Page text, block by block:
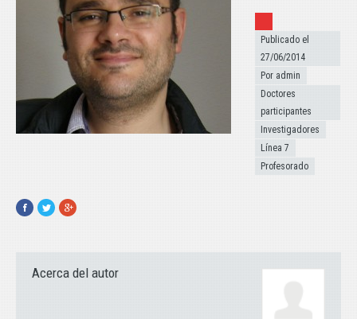
Publicado el
27/06/2014
Por admin
Doctores
participantes
Investigadores
Línea 7
Profesorado
Facebook
TwitterGoogle+
Acerca del autor